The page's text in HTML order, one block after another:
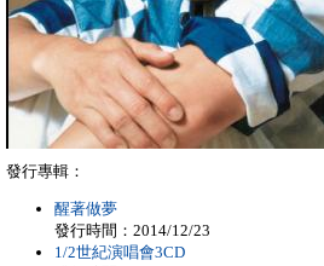
發行專輯：
醒著做夢
發行時間：2014/12/23
1/2世紀演唱會3CD